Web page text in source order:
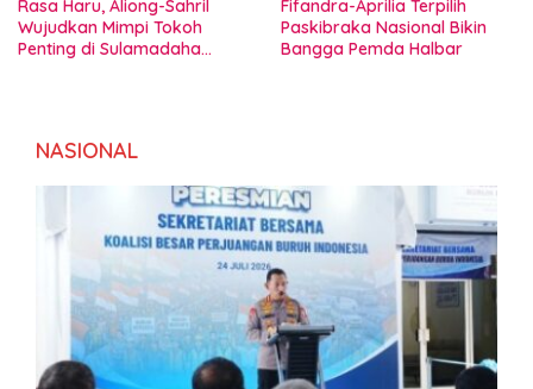
Rasa Haru, Aliong-Sahril
Wujudkan Mimpi Tokoh
Penting di Sulamadaha
Fifandra-Aprilia Terpilih
Paskibraka Nasional Bikin
Bangga Pemda Halbar
NASIONAL